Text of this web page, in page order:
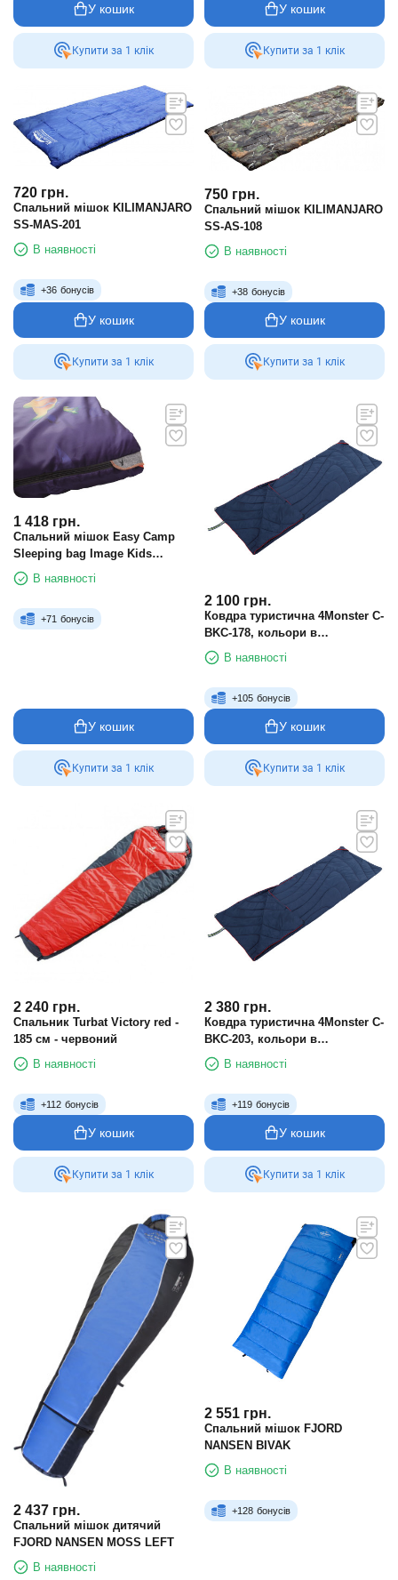
У кошик
Купити за 1 клiк
У кошик
Купити за 1 клiк
720 грн.
Спальний мішок KILIMANJARO
SS-MAS-201
В наявності
+36 бонусів
У кошик
Купити за 1 клiк
750 грн.
Спальний мішок KILIMANJARO
SS-AS-108
В наявності
+38 бонусів
У кошик
Купити за 1 клiк
1 418 грн.
Спальний мішок Easy Camp
Sleeping bag Image Kids
Aquarium
В наявності
+71 бонусів
У кошик
Купити за 1 клiк
2 100 грн.
Ковдра туристична 4Monster C-
BKC-178, кольори в
асортименті
В наявності
+105 бонусів
У кошик
Купити за 1 клiк
2 240 грн.
Спальник Turbat Victory red -
185 см - червоний
В наявності
+112 бонусів
У кошик
Купити за 1 клiк
2 380 грн.
Ковдра туристична 4Monster C-
BKC-203, кольори в
асортименті
В наявності
+119 бонусів
У кошик
Купити за 1 клiк
2 437 грн.
Спальний мішок дитячий
FJORD NANSEN MOSS LEFT
В наявності
2 551 грн.
Спальний мішок FJORD
NANSEN BIVAK
В наявності
+128 бонусів